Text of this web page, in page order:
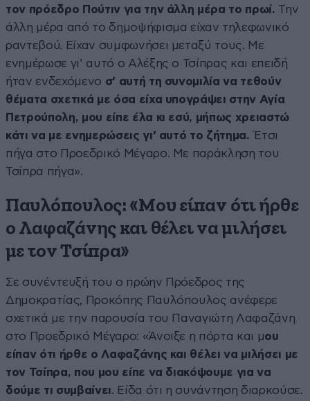
τον πρόεδρο Πούτιν για την άλλη μέρα το πρωί. Την
άλλη μέρα από το δημοψήφισμα είχαν τηλεφωνικό
ραντεβού. Είχαν συμφωνήσει μεταξύ τους. Με
ενημέρωσε γι’ αυτό ο Αλέξης ο Τσίπρας και επειδή
ήταν ενδεχόμενο σ’ αυτή τη συνομιλία να τεθούν
θέματα σχετικά με όσα είχα υπογράψει στην Αγία
Πετρούπολη, μου είπε έλα κι εσύ, μήπως χρειαστώ
κάτι να με ενημερώσεις γι’ αυτό το ζήτημα. Έτσι
πήγα στο Προεδρικό Μέγαρο. Με παράκληση του
Τσίπρα πήγα».
Παυλόπουλος: «Μου είπαν ότι ήρθε
ο Λαφαζάνης και θέλει να μιλήσει
με τον Τσίπρα»
Σε συνέντευξή του ο πρώην Πρόεδρος της
Δημοκρατίας, Προκόπης Παυλόπουλος ανέφερε
σχετικά με την παρουσία του Παναγιώτη Λαφαζάνη
στο Προεδρικό Μέγαρο: «Άνοιξε η πόρτα και μου
είπαν ότι ήρθε ο Λαφαζάνης και θέλει να μιλήσει με
τον Τσίπρα, που μου είπε να διακόψουμε για να
δούμε τι συμβαίνει. Είδα ότι η συνάντηση διαρκούσε.